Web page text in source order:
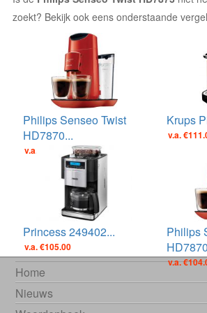
zoekt? Bekijk ook eens onderstaande
Philips Senseo Twist
HD7870...
v.a. €104.00
Krups
v.a.
Princess 249402...
v.a. €105.00
Philips
v.a.
Home
Nieuws